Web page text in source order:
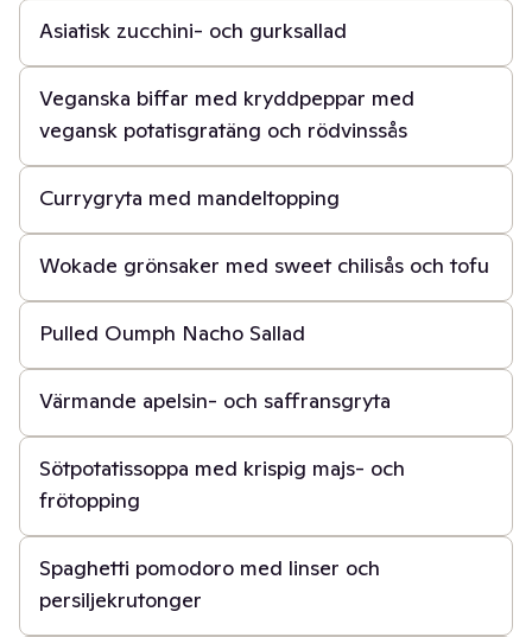
Asiatisk zucchini- och gurksallad
1 t 30 min
Veganska biffar med kryddpeppar med
vegansk potatisgratäng och rödvinssås
30 min
Currygryta med mandeltopping
30 min
Wokade grönsaker med sweet chilisås och tofu
30 min
Pulled Oumph Nacho Sallad
30 min
Värmande apelsin- och saffransgryta
30 min
Sötpotatissoppa med krispig majs- och
frötopping
20 min
Spaghetti pomodoro med linser och
persiljekrutonger
30 min